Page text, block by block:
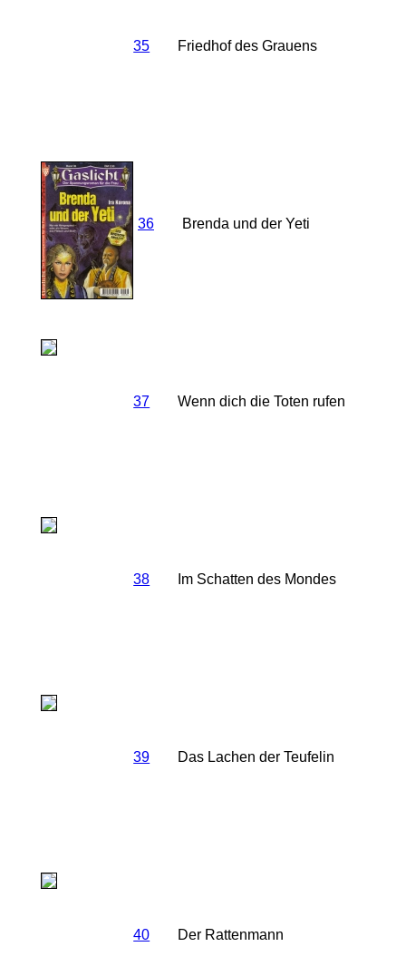
35 Friedhof des Grauens
36 Brenda und der Yeti
37 Wenn dich die Toten rufen
38 Im Schatten des Mondes
39 Das Lachen der Teufelin
40 Der Rattenmann